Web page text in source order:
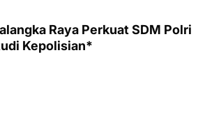
Raya Perkuat SDM Polri
Kepolisian*